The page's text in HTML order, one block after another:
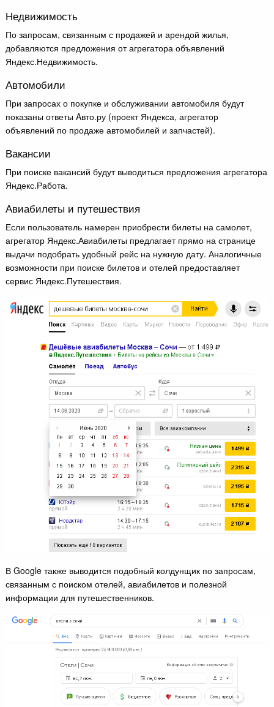
Недвижимость
По запросам, связанным с продажей и арендой жилья,
добавляются предложения от агрегатора объявлений
Яндекс.Недвижимость.
Автомобили
При запросах о покупке и обслуживании автомобиля будут
показаны ответы Aвто.ру (проект Яндекса, агрегатор
объявлений по продаже автомобилей и запчастей).
Вакансии
При поиске вакансий будут выводиться предложения агрегатора
Яндекс.Работа.
Авиабилеты и путешествия
Если пользователь намерен приобрести билеты на самолет,
агрегатор Яндекс.Авиабилеты предлагает прямо на странице
выдачи подобрать удобный рейс на нужную дату. Аналогичные
возможности при поиске билетов и отелей предоставляет
сервис Яндекс.Путешествия.
В Google также выводится подобный колдунщик по запросам,
связанным с поиском отелей, авиабилетов и полезной
информации для путешественников.